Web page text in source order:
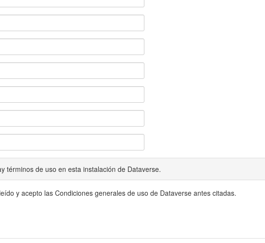
términos de uso en esta instalación de Dataverse.
y acepto las Condiciones generales de uso de Dataverse antes citadas.